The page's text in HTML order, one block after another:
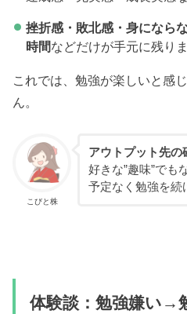
挫折感・敗北感・身になら
時間などだけが手元に残り
これでは、勉強が楽しいと感
ん。
こびと株
アウトプット先の
好きな”趣味”でも
予定なく勉強を続
体験談：勉強嫌い→